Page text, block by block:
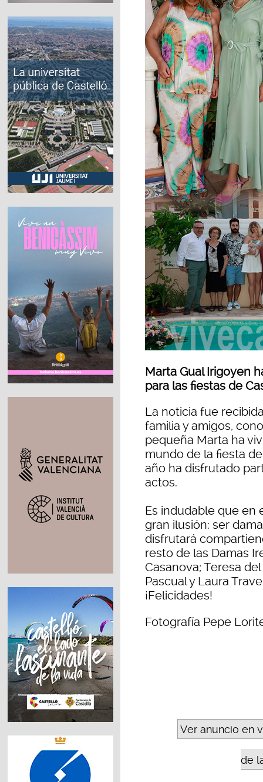
Marta Gual Irigoyen
para las fiestas de
La noticia fue
familia y amigos,
pequeña Marta ha
mundo de la fiesta
año ha disfrutado
actos.
Es indudable que en
gran ilusión: ser
disfrutará
resto de las Damas
Casanova; Teresa
Pascual y Laura
¡Felicidades!
Fotografía Pepe
Ver anuncio en
de